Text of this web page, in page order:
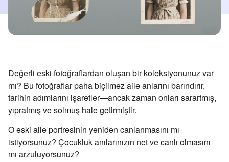
Değerli eski fotoğraflardan oluşan bir koleksiyonunuz var
mı? Bu fotoğraflar paha biçilmez aile anlarını barındırır,
tarihin adımlarını işaretler—ancak zaman onları sarartmış,
yıpratmış ve solmuş hale getirmiştir.
O eski aile portresinin yeniden canlanmasını mı
istiyorsunuz? Çocukluk anılarınızın net ve canlı olmasını
mı arzuluyorsunuz?